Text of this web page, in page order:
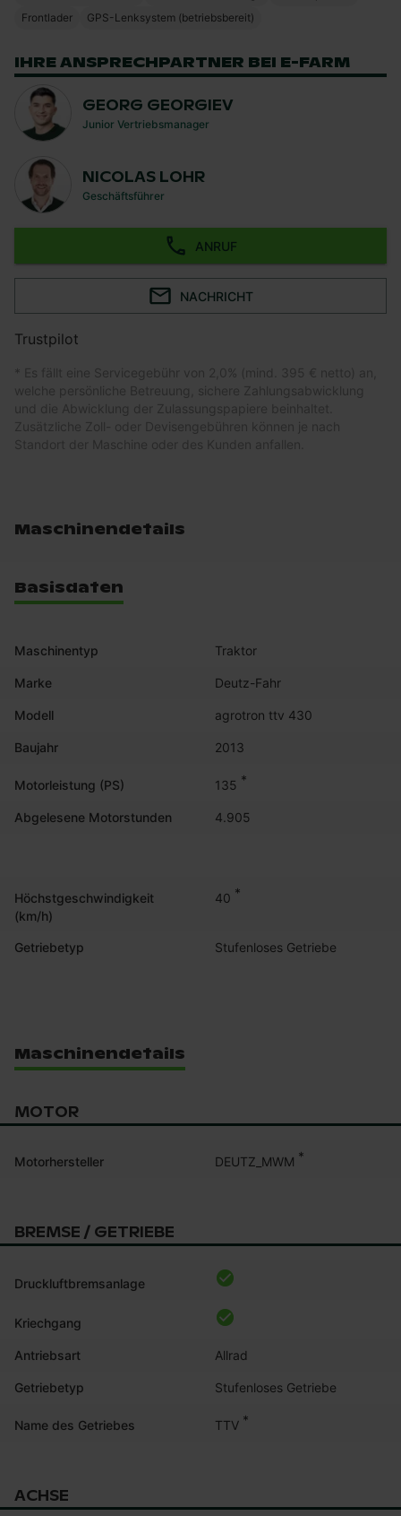
Frontlader
GPS-Lenksystem (betriebsbereit)
IHRE ANSPRECHPARTNER BEI E-FARM
GEORG GEORGIEV
Junior Vertriebsmanager
NICOLAS LOHR
Geschäftsführer
ANRUF
NACHRICHT
Trustpilot
* Es fällt eine Servicegebühr von 2,0% (mind. 395 € netto) an,
welche persönliche Betreuung, sichere Zahlungsabwicklung
und die Abwicklung der Zulassungspapiere beinhaltet.
Zusätzliche Zoll- oder Devisengebühren können je nach
Standort der Maschine oder des Kunden anfallen.
Maschinendetails
Basisdaten
Maschinentyp Traktor
Marke Deutz-Fahr
Modell agrotron ttv 430
Baujahr 2013
Motorleistung (PS) 135 *
Abgelesene Motorstunden 4.905
Höchstgeschwindigkeit
(km/h)
40 *
Getriebetyp Stufenloses Getriebe
Maschinendetails
MOTOR
Motorhersteller DEUTZ_MWM *
BREMSE / GETRIEBE
Druckluftbremsanlage
Kriechgang
Antriebsart Allrad
Getriebetyp Stufenloses Getriebe
Name des Getriebes TTV *
ACHSE